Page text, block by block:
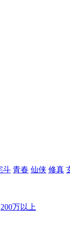
斗 青春 仙侠 修真
200万以上